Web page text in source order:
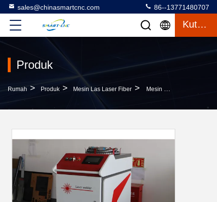
sales@chinasmartcnc.com 86--13771480707
Kutipan
Produk
Rumah > Produk > Mesin Las Laser Fiber > Mesin Las Laser Serat Logam 1kw